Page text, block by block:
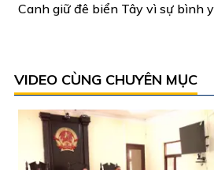
Canh giữ đê biển Tây vì sự bình
VIDEO CÙNG CHUYÊN MỤC